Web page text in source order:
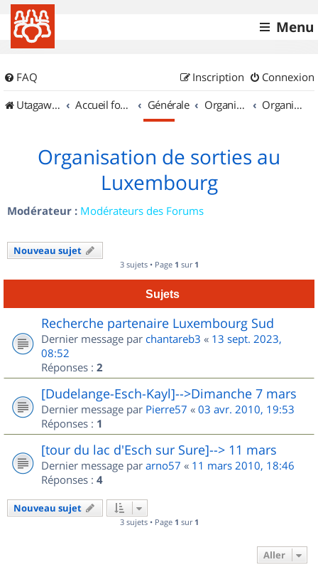
Menu
FAQ Connexion
Inscription
UtagawaVTT (Randos VTT et VTTAE avec traces GPS)
Accueil forum Générale Organisation de sorties & Recherche de partenaires Organisation de sorties au Luxembourg
Organisation de sorties au
Luxembourg
Modérateur : Modérateurs des Forums
Nouveau sujet
3 sujets • Page 1 sur 1
Sujets
Recherche partenaire Luxembourg Sud
Dernier message par chantareb3 « 13 sept. 2023,
08:52
Réponses : 2
[Dudelange-Esch-Kayl]-->Dimanche 7 mars
Dernier message par Pierre57 « 03 avr. 2010, 19:53
Réponses : 1
[tour du lac d'Esch sur Sure]--> 11 mars
Dernier message par arno57 « 11 mars 2010, 18:46
Réponses : 4
Nouveau sujet
3 sujets • Page 1 sur 1
Aller